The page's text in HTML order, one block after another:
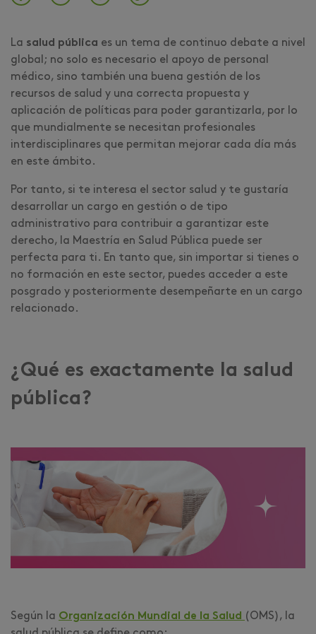
La salud pública es un tema de continuo debate a nivel
global; no solo es necesario el apoyo de personal
médico, sino también una buena gestión de los
recursos de salud y una correcta propuesta y
aplicación de políticas para poder garantizarla, por lo
que mundialmente se necesitan profesionales
interdisciplinares que permitan mejorar cada día más
en este ámbito.
Por tanto, si te interesa el sector salud y te gustaría
desarrollar un cargo en gestión o de tipo
administrativo para contribuir a garantizar este
derecho, la Maestría en Salud Pública puede ser
perfecta para ti. En tanto que, sin importar si tienes o
no formación en este sector, puedes acceder a este
posgrado y posteriormente desempeñarte en un cargo
relacionado.
¿Qué es exactamente la salud
pública?
Según la Organización Mundial de la Salud (OMS), la